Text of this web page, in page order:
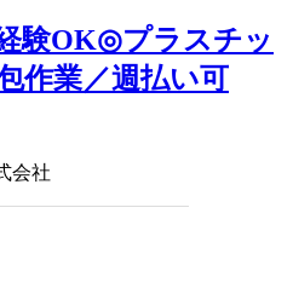
験OK◎プラスチッ
作業／週払い可
会社